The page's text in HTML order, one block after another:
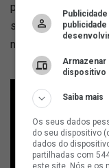
principalmente em
sequência
nas competições
Armazenar
dispositivo
Saiba mais
Os seus dados
do seu dispositivo
dados do
partilhadas com
este site. Nós e os